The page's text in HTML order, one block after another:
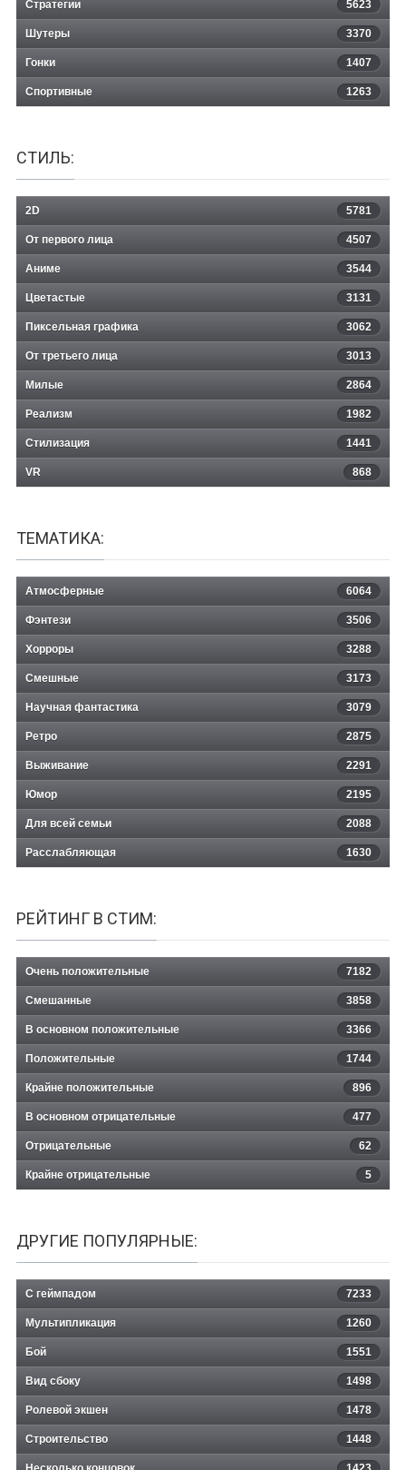
Стратегии 5623
Шутеры 3370
Гонки 1407
Спортивные 1263
СТИЛЬ:
2D 5781
От первого лица 4507
Аниме 3544
Цветастые 3131
Пиксельная графика 3062
От третьего лица 3013
Милые 2864
Реализм 1982
Стилизация 1441
VR 868
ТЕМАТИКА:
Атмосферные 6064
Фэнтези 3506
Хорроры 3288
Смешные 3173
Научная фантастика 3079
Ретро 2875
Выживание 2291
Юмор 2195
Для всей семьи 2088
Расслабляющая 1630
РЕЙТИНГ В СТИМ:
Очень положительные 7182
Смешанные 3858
В основном положительные 3366
Положительные 1744
Крайне положительные 896
В основном отрицательные 477
Отрицательные 62
Крайне отрицательные 5
ДРУГИЕ ПОПУЛЯРНЫЕ:
С геймпадом 7233
Мультипликация 1260
Бой 1551
Вид сбоку 1498
Ролевой экшен 1478
Строительство 1448